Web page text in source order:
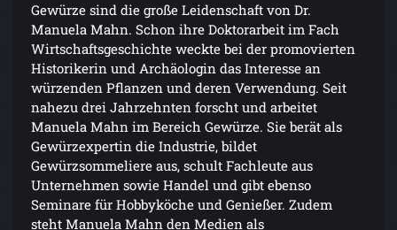
Gewürze sind die große Leidenschaft von Dr.
Manuela Mahn. Schon ihre Doktorarbeit im Fach
Wirtschaftsgeschichte weckte bei der promovierten
Historikerin und Archäologin das Interesse an
würzenden Pflanzen und deren Verwendung. Seit
nahezu drei Jahrzehnten forscht und arbeitet
Manuela Mahn im Bereich Gewürze. Sie berät als
Gewürzexpertin die Industrie, bildet
Gewürzsommeliere aus, schult Fachleute aus
Unternehmen sowie Handel und gibt ebenso
Seminare für Hobbyköche und Genießer. Zudem
steht Manuela Mahn den Medien als